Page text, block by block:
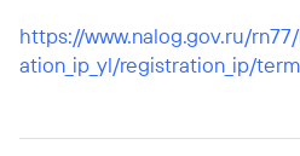
https://www.nalog.gov.ru/
ation_ip_yl/registration_ip/